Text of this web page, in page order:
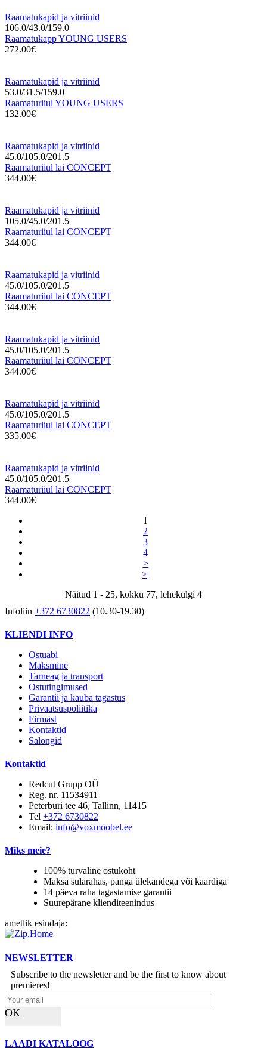
Raamatukapid ja vitriinid
106.0/43.0/159.0
Raamatukapp YOUNG USERS
272.00€
Raamatukapid ja vitriinid
53.0/31.5/159.0
Raamaturiiul YOUNG USERS
132.00€
Raamatukapid ja vitriinid
45.0/105.0/201.5
Raamaturiiul lai CONCEPT
344.00€
Raamatukapid ja vitriinid
105.0/45.0/201.5
Raamaturiiul lai CONCEPT
344.00€
Raamatukapid ja vitriinid
45.0/105.0/201.5
Raamaturiiul lai CONCEPT
344.00€
Raamatukapid ja vitriinid
45.0/105.0/201.5
Raamaturiiul lai CONCEPT
344.00€
Raamatukapid ja vitriinid
45.0/105.0/201.5
Raamaturiiul lai CONCEPT
335.00€
Raamatukapid ja vitriinid
45.0/105.0/201.5
Raamaturiiul lai CONCEPT
344.00€
1
2
3
4
>
>|
Näitud 1 - 25, kokku 77, lehekülgi 4
Infoliin +372 6730822 (10.30-19.30)
KLIENDI INFO
Ostuabi
Maksmine
Tarneag ja transport
Ostutingimused
Garantii ja kauba tagastus
Privaatsuspoliitika
Firmast
Kontaktid
Salongid
Kontaktid
Redcut Grupp OÜ
Reg. nr. 11534911
Peterburi tee 46, Tallinn, 11415
Tel +372 6730822
Email: info@voxmoobel.ee
Miks meie?
100% turvaline ostukoht
Maksa sularahas, panga ülekandega või kaardiga
14 päeva raha tagastamise garantii
Suurepärane klienditeenindus
ametlik esindaja:
NEWSLETTER
Subscribe to the newsletter and be the first to know about
premieres!
OK
LAADI KATALOOG